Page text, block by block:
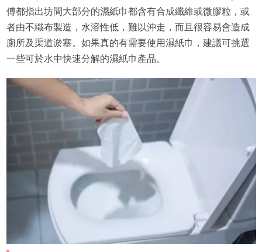
傅都指出坊間大部分的濕紙巾都含有合成纖維或微膠粒，或
者由不織布製造，水溶性低，難以沖走，而且很容易會造成
廁所及渠道淤塞。如果真的有需要使用濕紙巾，建議可挑選
一些可於水中快速分解的濕紙巾產品。